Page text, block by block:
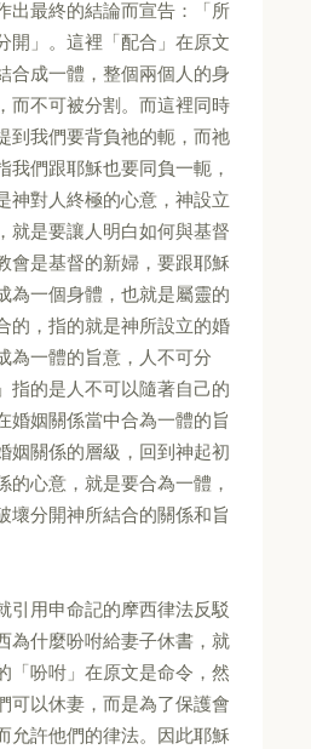
出最終的結論而宣告：「所
開」。這裡「配合」在原文
合成一體，整個兩個人的身
而不可被分割。而這裡同時
到我們要背負祂的軛，而祂
我們跟耶穌也要同負一軛，
神對人終極的心意，神設立
就是要讓人明白如何與基督
會是基督的新婦，要跟耶穌
為一個身體，也就是屬靈的
的，指的就是神所設立的婚
為一體的旨意，人不可分
指的是人不可以隨著自己的
婚姻關係當中合為一體的旨
姻關係的層級，回到神起初
的心意，就是要合為一體，
壞分開神所結合的關係和旨
引用申命記的摩西律法反駁
為什麼吩咐給妻子休書，就
「吩咐」在原文是命令，然
可以休妻，而是為了保護會
允許他們的律法。因此耶穌